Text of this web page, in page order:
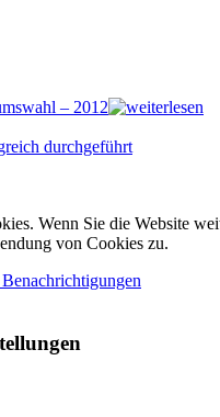
– 2012
durchgeführt
Wenn Sie die Website
von Cookies zu.